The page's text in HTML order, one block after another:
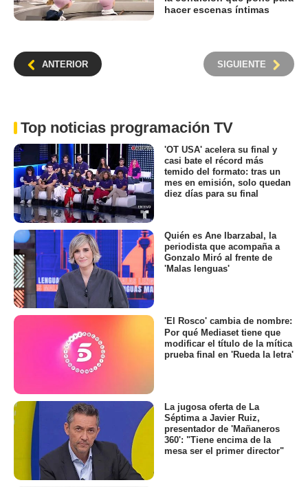
hacer escenas íntimas
ANTERIOR SIGUIENTE
Top noticias programación TV
'OT USA' acelera su final y
casi bate el récord más
temido del formato: tras un
mes en emisión, solo quedan
diez días para su final
Quién es Ane Ibarzabal, la
periodista que acompaña a
Gonzalo Miró al frente de
'Malas lenguas'
'El Rosco' cambia de nombre:
Por qué Mediaset tiene que
modificar el título de la mítica
prueba final en 'Rueda la letra'
La jugosa oferta de La
Séptima a Javier Ruiz,
presentador de 'Mañaneros
360': "Tiene encima de la
mesa ser el primer director"